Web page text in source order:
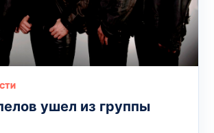
ушел из группы